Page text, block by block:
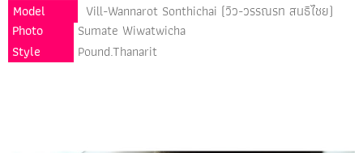
Model
Vill-Wannarot Sonthichai (วิว-วรรณรท สนธิไชย)
Photo
Sumate Wiwatwicha
Style
Pound.Thanarit